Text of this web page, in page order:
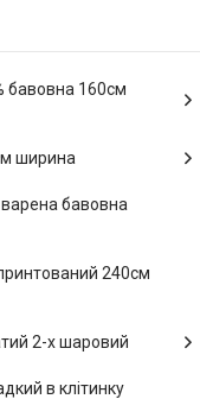
бавовна 160см
ширина
бавовна
240см
2-х шаровий
в клітинку